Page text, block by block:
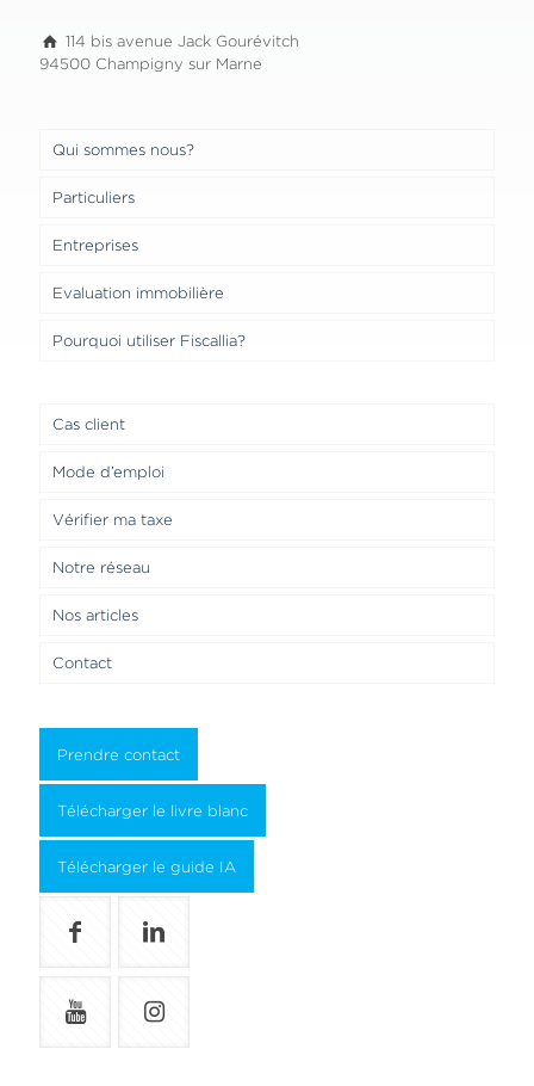
114 bis avenue Jack Gourévitch
94500 Champigny sur Marne
Qui sommes nous?
Particuliers
Entreprises
Evaluation immobilière
Pourquoi utiliser Fiscallia?
Cas client
Mode d’emploi
Vérifier ma taxe
Notre réseau
Nos articles
Contact
Prendre contact
Télécharger le livre blanc
Télécharger le guide IA